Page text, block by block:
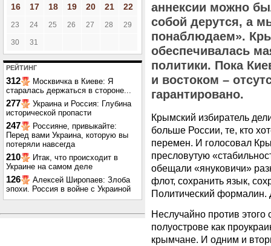
16
17 18 19 20 21 22
23 24 25 26 27 28 29
30 31
РЕЙТИНГ
312
Москвичка в Киеве: Я
старалась держаться в стороне...
277
Украина и Россия: Глубина
исторической пропасти
247
Россияне, привыкайте:
Перед вами Украина, которую вы
потеряли навсегда
210
Итак, что происходит в
Украине на самом деле
126
Алексей Широпаев: Злоба
эпохи. Россия в войне с Украиной
аннексии можно
собой дерутся, а
понаблюдаем».
обеспечивалась
политики. Пока
и востоком –
гарантировано.
Крымский избиратель
больше России, те, кто
перемен. И голосовал
пресловутую
обещали «януковичи»
флот, сохранить язык,
Политический формалин.
Неслучайно против этого
полуострове как
крымчане. И одним и